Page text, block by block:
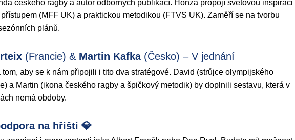
českého ragby a autor odborných publikací. Honza propojí světovou inspiraci
(MFF UK) a praktickou metodikou (FTVS UK). Zaměří se na tvorbu
plánů.
(Francie) & Martin Kafka(Česko) – V jednání
tom, aby se k nám připojili i tito dva stratégové. David (strůjce olympijského
a Martin (ikona českého ragby a špičkový metodik) by doplnili sestavu, která v
nemá obdoby.
na hřišti 💎